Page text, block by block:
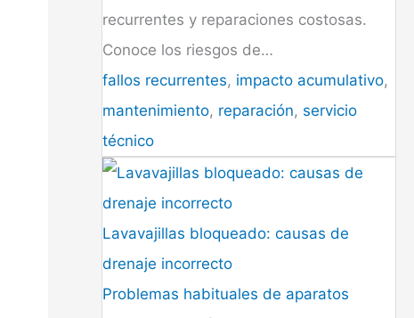
recurrentes y reparaciones costosas.
Conoce los riesgos de…
fallos recurrentes, impacto acumulativo,
mantenimiento, reparación, servicio
técnico
Lavavajillas bloqueado: causas de
drenaje incorrecto
Problemas habituales de aparatos